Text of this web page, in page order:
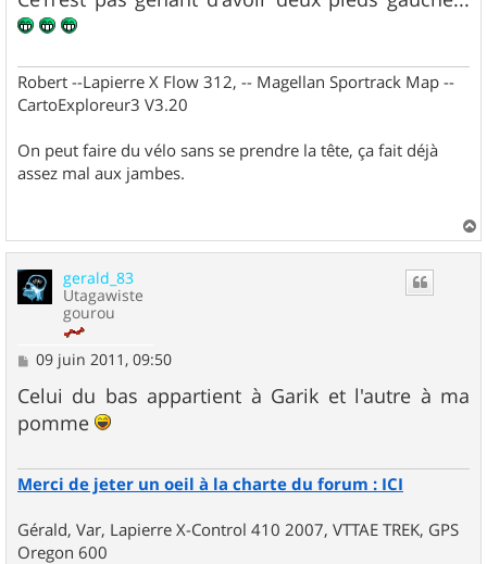
Robert --Lapierre X Flow 312, -- Magellan Sportrack Map --
CartoExploreur3 V3.20
On peut faire du vélo sans se prendre la tête, ça fait déjà
assez mal aux jambes.
a
gerald_83
Utagawiste
gourou
M
s
s
a
09 juin 2011, 09:50
Celui du bas appartient à Garik et l'autre à ma
pomme
Merci de jeter un oeil à la charte du forum : ICI
Gérald, Var, Lapierre X-Control 410 2007, VTTAE TREK, GPS
Oregon 600